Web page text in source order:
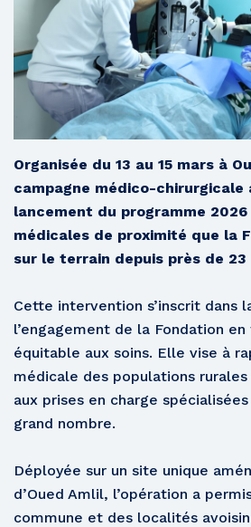
Organisée du 13 au 15 mars à
campagne médico-chirurgicale
lancement du programme
médicales de proximité que la
sur le terrain depuis près de 23
Cette intervention s’inscrit dans
l’engagement de la Fondation en
équitable aux soins. Elle vise à
médicale des populations
aux prises en charge
grand nombre.
Déployée sur un site unique
d’Oued Amlil, l’opération a
commune et des localités